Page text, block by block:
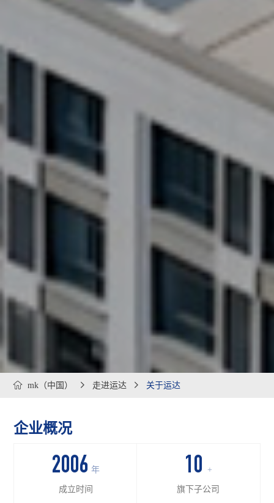
 mk（中国）  走进运达  关于运达
企业概况
2006 年
成立时间
10 +
旗下子公司